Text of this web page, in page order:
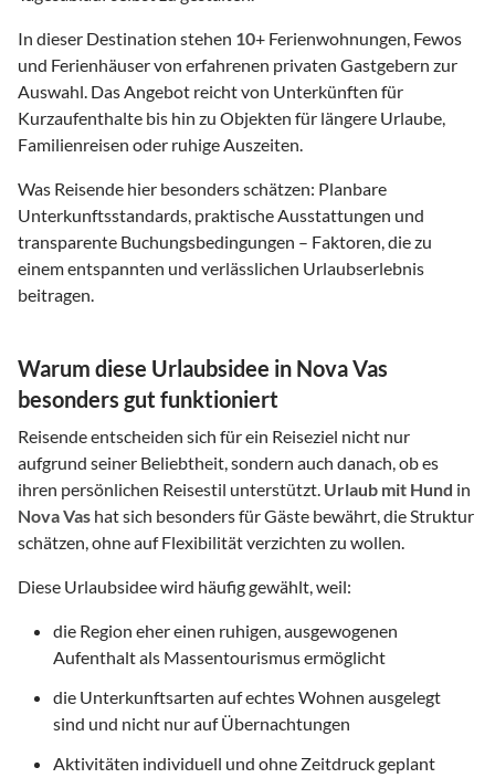
In dieser Destination stehen 10+ Ferienwohnungen, Fewos
und Ferienhäuser von erfahrenen privaten Gastgebern zur
Auswahl. Das Angebot reicht von Unterkünften für
Kurzaufenthalte bis hin zu Objekten für längere Urlaube,
Familienreisen oder ruhige Auszeiten.
Was Reisende hier besonders schätzen: Planbare
Unterkunftsstandards, praktische Ausstattungen und
transparente Buchungsbedingungen – Faktoren, die zu
einem entspannten und verlässlichen Urlaubserlebnis
beitragen.
Warum diese Urlaubsidee in Nova Vas
besonders gut funktioniert
Reisende entscheiden sich für ein Reiseziel nicht nur
aufgrund seiner Beliebtheit, sondern auch danach, ob es
ihren persönlichen Reisestil unterstützt. Urlaub mit Hund in
Nova Vas hat sich besonders für Gäste bewährt, die Struktur
schätzen, ohne auf Flexibilität verzichten zu wollen.
Diese Urlaubsidee wird häufig gewählt, weil:
die Region eher einen ruhigen, ausgewogenen
Aufenthalt als Massentourismus ermöglicht
die Unterkunftsarten auf echtes Wohnen ausgelegt
sind und nicht nur auf Übernachtungen
Aktivitäten individuell und ohne Zeitdruck geplant